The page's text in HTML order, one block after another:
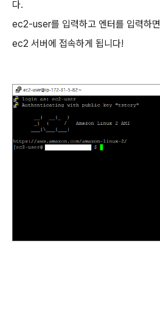
다.
ec2-user를 입력하고 엔터를 입력하면
ec2 서버에 접속하게 됩니다!